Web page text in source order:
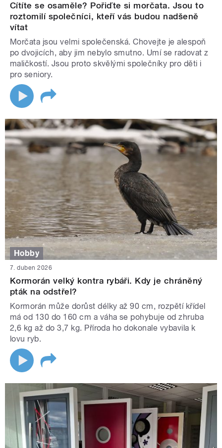
Cítíte se osaměle? Pořiďte si morčata. Jsou to
roztomilí společníci, kteří vás budou nadšeně
vítat
Morčata jsou velmi společenská. Chovejte je alespoň
po dvojicích, aby jim nebylo smutno. Umí se radovat z
maličkostí. Jsou proto skvělými společníky pro děti i
pro seniory.
Hobby
7. duben 2026
Kormorán velký kontra rybáři. Kdy je chráněný
pták na odstřel?
Kormorán může dorůst délky až 90 cm, rozpětí křídel
má od 130 do 160 cm a váha se pohybuje od zhruba
2,6 kg až do 3,7 kg. Příroda ho dokonale vybavila k
lovu ryb.